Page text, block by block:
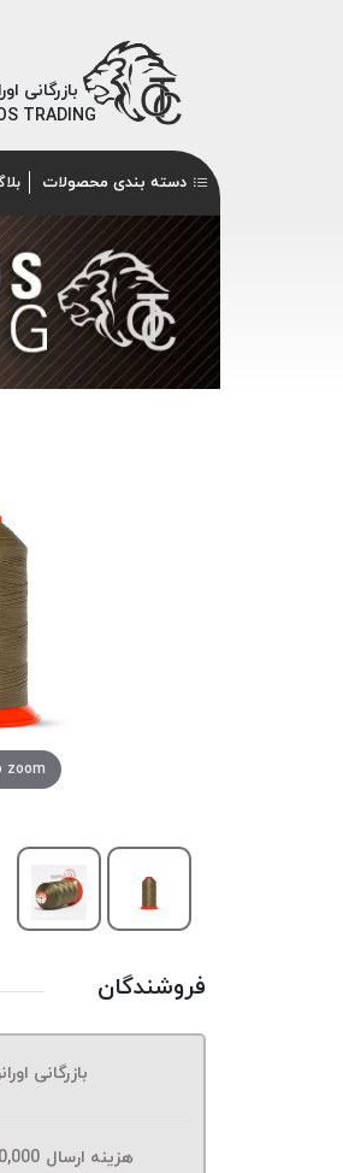
بازرگانی
TRADING
دسته بندی محصولات
zoom
فروشندگان
بازرگانی
هزینه ارسال